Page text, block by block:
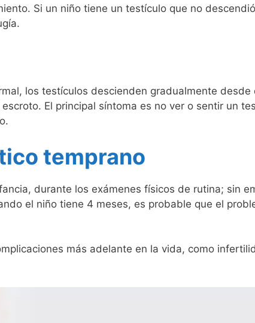
Si un niño tiene un testículo que no
los testículos descienden gradualmente desde
El principal síntoma es no ver o sentir un
temprano
durante los exámenes físicos de rutina; sin
el niño tiene 4 meses, es probable que el
más adelante en la vida, como